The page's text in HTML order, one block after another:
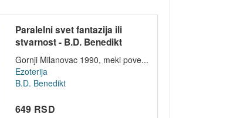
Paralelni svet fantazija ili
stvarnost - B.D. Benedikt
Gornji Milanovac 1990, meki pove...
Ezoterija
B.D. Benedikt
649 RSD